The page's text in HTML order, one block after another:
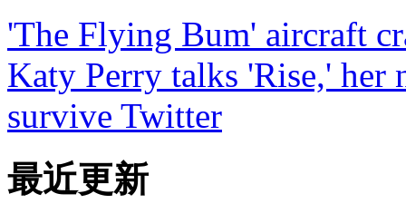
'The Flying Bum' aircraft
Katy Perry talks 'Rise,' her
survive Twitter
最近更新